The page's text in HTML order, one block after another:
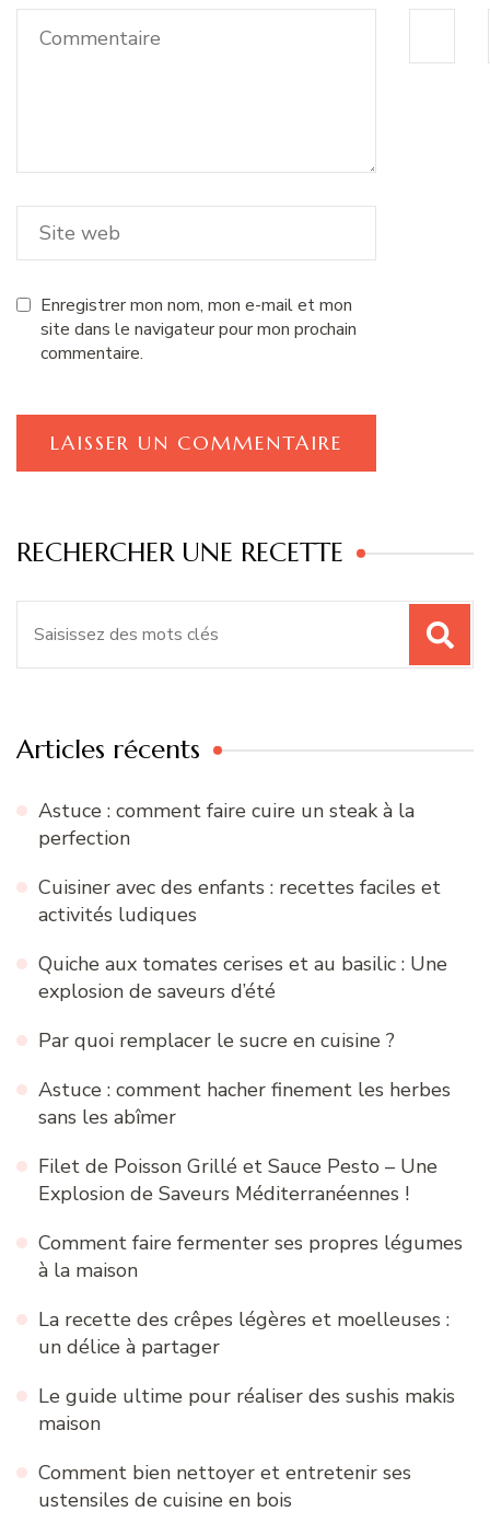
Enregistrer mon nom, mon e-mail et mon
site dans le navigateur pour mon prochain
commentaire.
RECHERCHER UNE RECETTE
Articles récents
Astuce : comment faire cuire un steak à la
perfection
Cuisiner avec des enfants : recettes faciles et
activités ludiques
Quiche aux tomates cerises et au basilic : Une
explosion de saveurs d’été
Par quoi remplacer le sucre en cuisine ?
Astuce : comment hacher finement les herbes
sans les abîmer
Filet de Poisson Grillé et Sauce Pesto – Une
Explosion de Saveurs Méditerranéennes !
Comment faire fermenter ses propres légumes
à la maison
La recette des crêpes légères et moelleuses :
un délice à partager
Le guide ultime pour réaliser des sushis makis
maison
Comment bien nettoyer et entretenir ses
ustensiles de cuisine en bois